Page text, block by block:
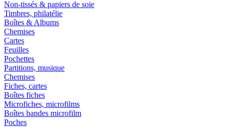
Non-tissés & papiers de soie
Timbres, philatélie
Boîtes & Albums
Chemises
Cartes
Feuilles
Pochettes
Partitions, musique
Chemises
Fiches, cartes
Boîtes fiches
Microfiches, microfilms
Boîtes bandes microfilm
Poches